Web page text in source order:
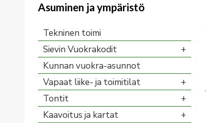
here:
You
here:
Asuminen ja ympäristö
Tekninen toimi
Sievin Vuokrakodit
Kunnan vuokra-asunnot
Vapaat liike- ja toimitilat
Tontit
Kaavoitus ja kartat